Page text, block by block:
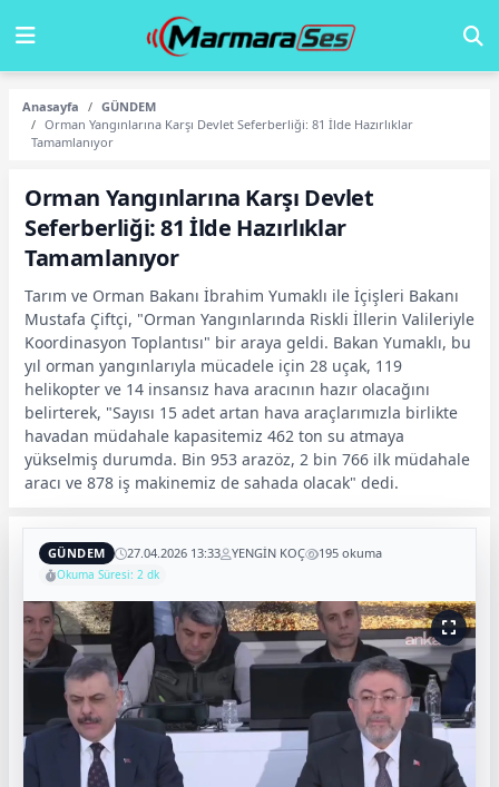
Anasayfa
GÜNDEM
Orman Yangınlarına Karşı Devlet Seferberliği: 81 İlde Hazırlıklar
Tamamlanıyor
Orman Yangınlarına Karşı Devlet
Seferberliği: 81 İlde Hazırlıklar
Tamamlanıyor
Tarım ve Orman Bakanı İbrahim Yumaklı ile İçişleri Bakanı
Mustafa Çiftçi, "Orman Yangınlarında Riskli İllerin Valileriyle
Koordinasyon Toplantısı" bir araya geldi. Bakan Yumaklı, bu
yıl orman yangınlarıyla mücadele için 28 uçak, 119
helikopter ve 14 insansız hava aracının hazır olacağını
belirterek, "Sayısı 15 adet artan hava araçlarımızla birlikte
havadan müdahale kapasitemiz 462 ton su atmaya
yükselmiş durumda. Bin 953 arazöz, 2 bin 766 ilk müdahale
aracı ve 878 iş makinemiz de sahada olacak" dedi.
GÜNDEM 27.04.2026 13:33 YENGİN KOÇ 195 okuma
Okuma Süresi: 2 dk